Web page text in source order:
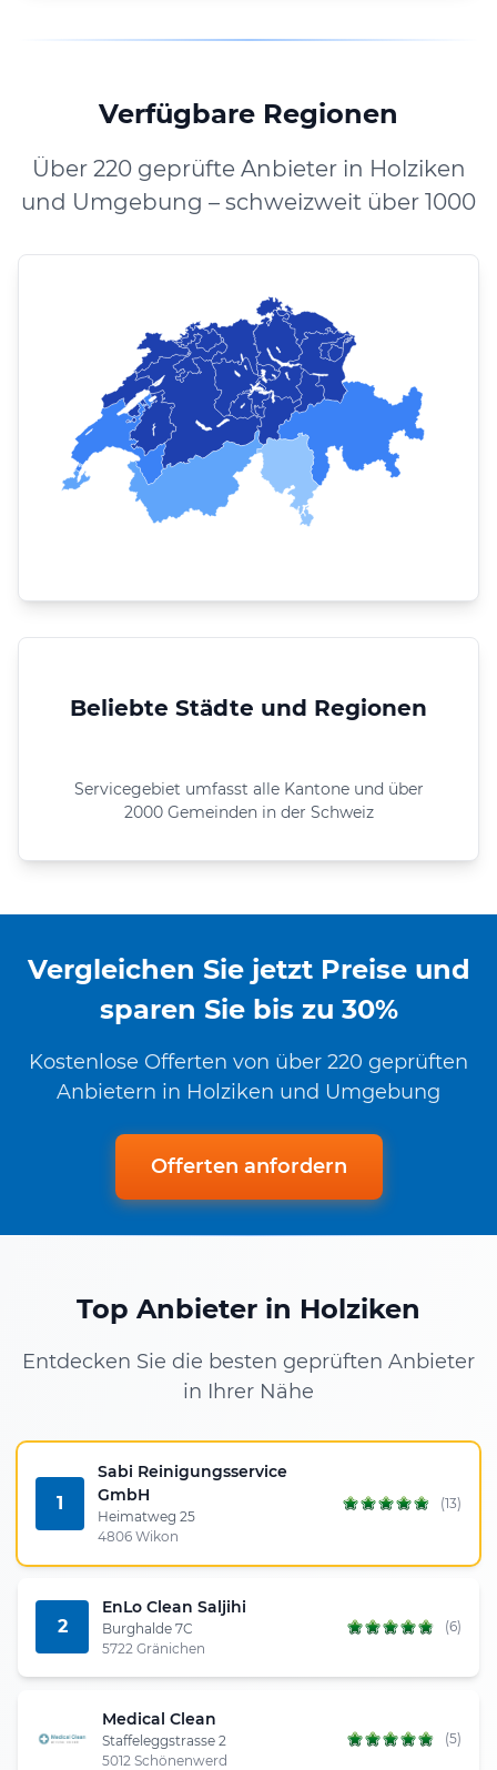
Verfügbare Regionen
Über 220 geprüfte Anbieter in Holziken
und Umgebung – schweizweit über 1000
Beliebte Städte und Regionen
Servicegebiet umfasst alle Kantone und über
2000 Gemeinden in der Schweiz
Vergleichen Sie jetzt Preise und
sparen Sie bis zu 30%
Kostenlose Offerten von über 220 geprüften
Anbietern in Holziken und Umgebung
Offerten anfordern
Top Anbieter in Holziken
Entdecken Sie die besten geprüften Anbieter
in Ihrer Nähe
1
Sabi Reinigungsservice
GmbH
Heimatweg 25
4806 Wikon
(13)
2
EnLo Clean Saljihi
Burghalde 7C
5722 Gränichen
(6)
Medical Clean
Staffeleggstrasse 2
5012 Schönenwerd
(5)